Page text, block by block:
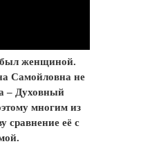
женщиной.
Самойловна не
– Духовный
многим из
сравнение её с